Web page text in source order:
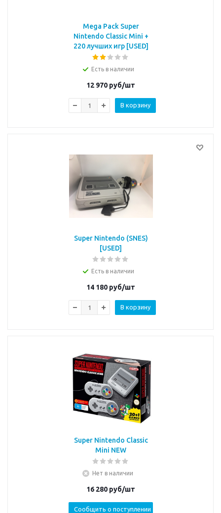
Mega Pack Super
Nintendo Classic Mini +
220 лучших игр [USED]
Есть в наличии
12 970 руб/шт
В корзину
Super Nintendo (SNES)
[USED]
Есть в наличии
14 180 руб/шт
В корзину
Super Nintendo Classic
Mini NEW
Нет в наличии
16 280 руб/шт
Сообщить о поступлении